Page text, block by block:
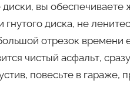
вы
диска, не
отрезок времени
чистый асфальт,
повесьте в